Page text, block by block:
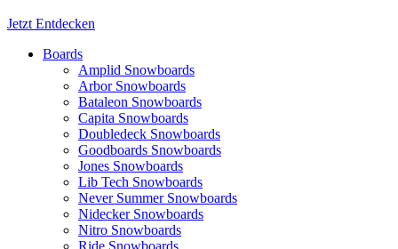
Jetzt Entdecken
Boards
Amplid Snowboards
Arbor Snowboards
Bataleon Snowboards
Capita Snowboards
Doubledeck Snowboards
Goodboards Snowboards
Jones Snowboards
Lib Tech Snowboards
Never Summer Snowboards
Nidecker Snowboards
Nitro Snowboards
Ride Snowboards